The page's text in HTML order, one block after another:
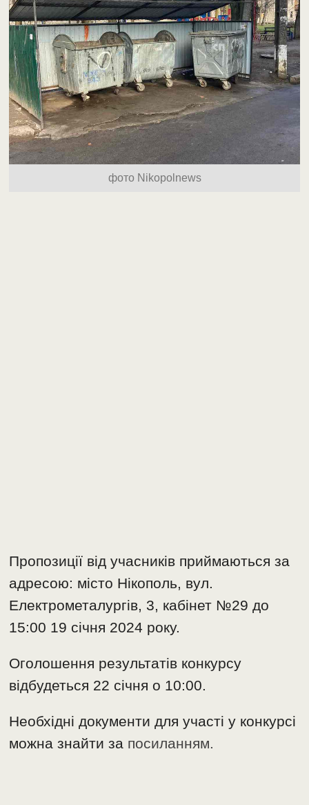
фото Nikopolnews
Пропозиції від учасників приймаються за
адресою: місто Нікополь, вул.
Електрометалургів, 3, кабінет №29 до
15:00 19 січня 2024 року.
Оголошення результатів конкурсу
відбудеться 22 січня о 10:00.
Необхідні документи для участі у конкурсі
можна знайти за посиланням.